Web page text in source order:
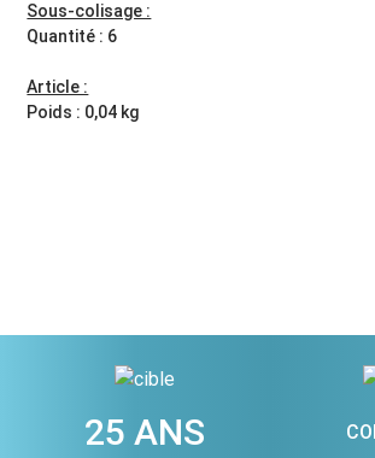
Sous-colisage :
Quantité : 6
Article :
Poids : 0,04 kg
25 ANS